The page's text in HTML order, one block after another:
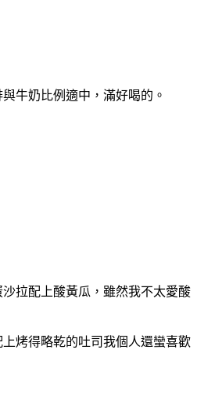
牛奶比例適中，滿好喝的。
拉配上酸黃瓜，雖然我不太愛酸
烤得略乾的吐司我個人還蠻喜歡